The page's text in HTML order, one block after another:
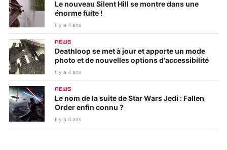
Le nouveau Silent Hill se montre dans une
énorme fuite !
Il y a 4 ans
NEWS
Deathloop se met à jour et apporte un mode
photo et de nouvelles options d'accessibilité
Il y a 4 ans
NEWS
Le nom de la suite de Star Wars Jedi : Fallen
Order enfin connu ?
Il y a 4 ans